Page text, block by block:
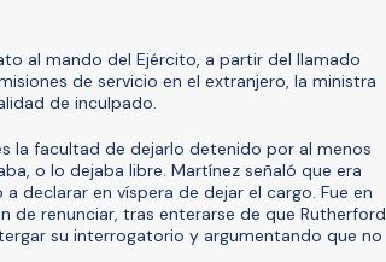
al mando del Ejército, a partir del llamado
de servicio en el extranjero, la ministra
de inculpado.
la facultad de dejarlo detenido por al menos
o lo dejaba libre. Martínez señaló que era
declarar en víspera de dejar el cargo. Fue en
renunciar, tras enterarse de que Rutherford
su interrogatorio y argumentando que no